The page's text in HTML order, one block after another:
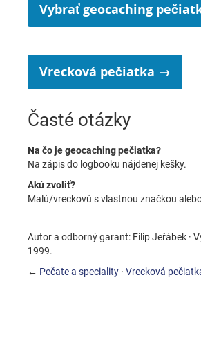
Vybrať geocaching
Vrecková pečiatka →
Časté otázky
Na čo je geocaching pečiatka?
Na zápis do logbooku nájdenej kešky.
Akú zvoliť?
Malú/vreckovú s vlastnou značkou
Autor a odborný garant: Filip Jeřábek ·
1999.
← Pečate a speciality · Vrecková